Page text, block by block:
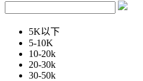
5K以下
5-10K
10-20k
20-30k
30-50k